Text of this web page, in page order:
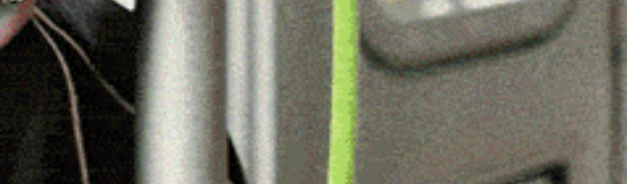
ancora uno stop per
lamentavano diverse ed
Nahuel Mendez
e la squadra diMura
ha
determinando così il 2-2
del
di classifica a ben dieci
ARTICOLI RECENTI